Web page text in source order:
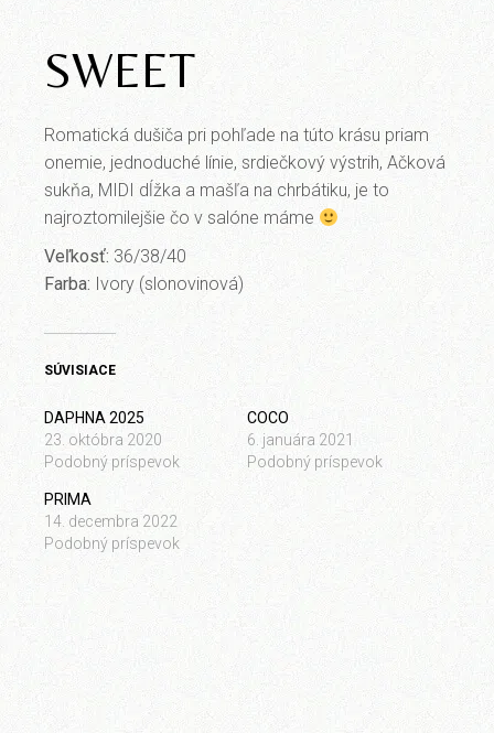
SWEET
Romatická dušiča pri pohľade na túto krásu priam
onemie, jednoduché línie, srdiečkový výstrih, Ačková
sukňa, MIDI dĺžka a mašľa na chrbátiku, je to
najroztomilejšie čo v salóne máme
Veľkosť: 36/38/40
Farba: Ivory (slonovinová)
SÚVISIACE
DAPHNA 2025
23. októbra 2020
Podobný príspevok
COCO
6. januára 2021
Podobný príspevok
PRIMA
14. decembra 2022
Podobný príspevok